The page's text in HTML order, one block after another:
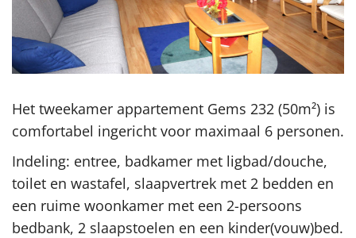
Het tweekamer appartement Gems 232 (50m²) is
comfortabel ingericht voor maximaal 6 personen.
Indeling: entree, badkamer met ligbad/douche,
toilet en wastafel, slaapvertrek met 2 bedden en
een ruime woonkamer met een 2-persoons
bedbank, 2 slaapstoelen en een kinder(vouw)bed.